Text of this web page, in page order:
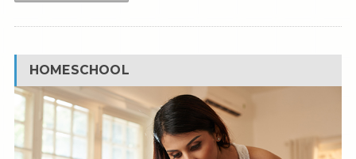
HOMESCHOOL